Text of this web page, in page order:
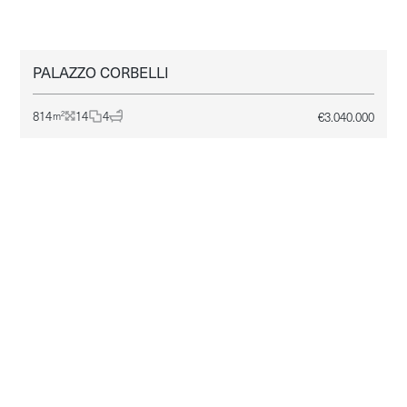
REGGIO EMILIA VENDITA
PALAZZO CORBELLI
814m2 14 4 €3.040.000